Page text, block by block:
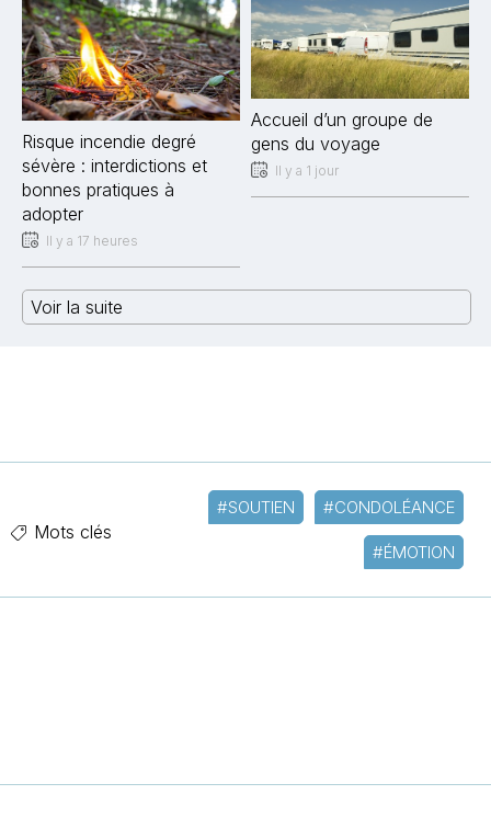
Risque incendie degré
sévère : interdictions et
bonnes pratiques à
adopter
Il y a 17 heures
Accueil d’un groupe de
gens du voyage
Il y a 1 jour
Voir la suite
Mots clés
#SOUTIEN #CONDOLÉANCE
#ÉMOTION